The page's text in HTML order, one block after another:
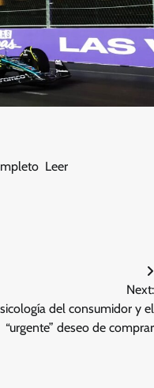
Leer
Next:
del consumidor y el
“urgente” deseo de comprar